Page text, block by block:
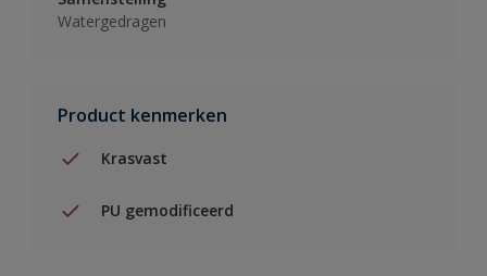
Watergedragen
Product kenmerken
Krasvast
PU gemodificeerd